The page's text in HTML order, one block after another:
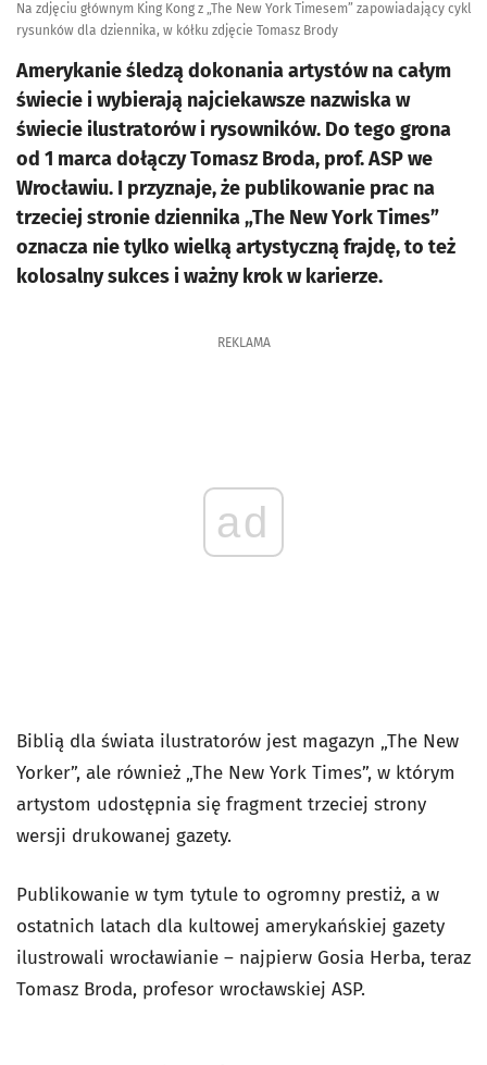
Na zdjęciu głównym King Kong z „The New York Timesem” zapowiadający cykl
rysunków dla dziennika, w kółku zdjęcie Tomasz Brody
Amerykanie śledzą dokonania artystów na całym
świecie i wybierają najciekawsze nazwiska w
świecie ilustratorów i rysowników. Do tego grona
od 1 marca dołączy Tomasz Broda, prof. ASP we
Wrocławiu. I przyznaje, że publikowanie prac na
trzeciej stronie dziennika „The New York Times”
oznacza nie tylko wielką artystyczną frajdę, to też
kolosalny sukces i ważny krok w karierze.
REKLAMA
ad
Biblią dla świata ilustratorów jest magazyn „The New
Yorker”, ale również „The New York Times”, w którym
artystom udostępnia się fragment trzeciej strony
wersji drukowanej gazety.
Publikowanie w tym tytule to ogromny prestiż, a w
ostatnich latach dla kultowej amerykańskiej gazety
ilustrowali wrocławianie – najpierw Gosia Herba, teraz
Tomasz Broda, profesor wrocławskiej ASP.